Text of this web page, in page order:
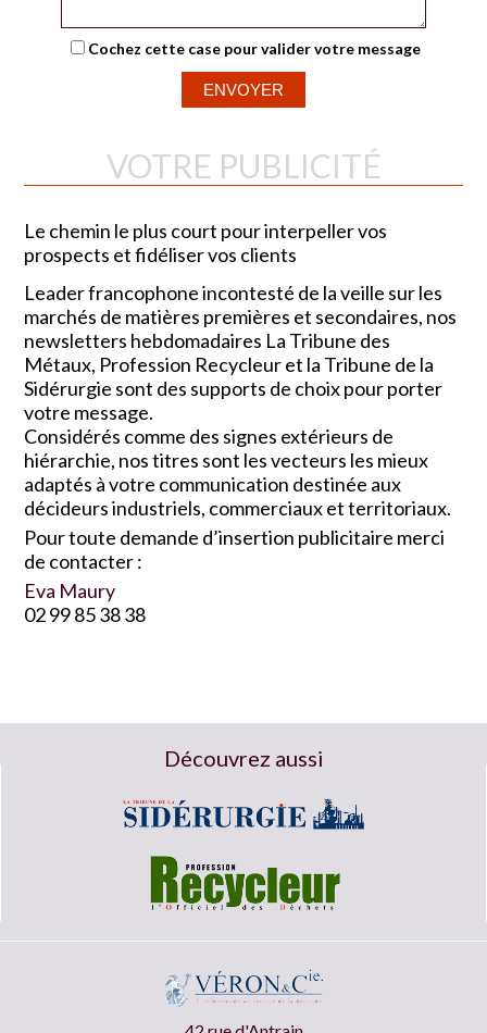
Cochez cette case pour valider votre message
VOTRE PUBLICITÉ
Le chemin le plus court pour interpeller vos
prospects et fidéliser vos clients
Leader francophone incontesté de la veille sur les
marchés de matières premières et secondaires, nos
newsletters hebdomadaires La Tribune des
Métaux, Profession Recycleur et la Tribune de la
Sidérurgie sont des supports de choix pour porter
votre message.
Considérés comme des signes extérieurs de
hiérarchie, nos titres sont les vecteurs les mieux
adaptés à votre communication destinée aux
décideurs industriels, commerciaux et territoriaux.
Pour toute demande d’insertion publicitaire merci
de contacter :
Eva Maury
02 99 85 38 38
Découvrez aussi